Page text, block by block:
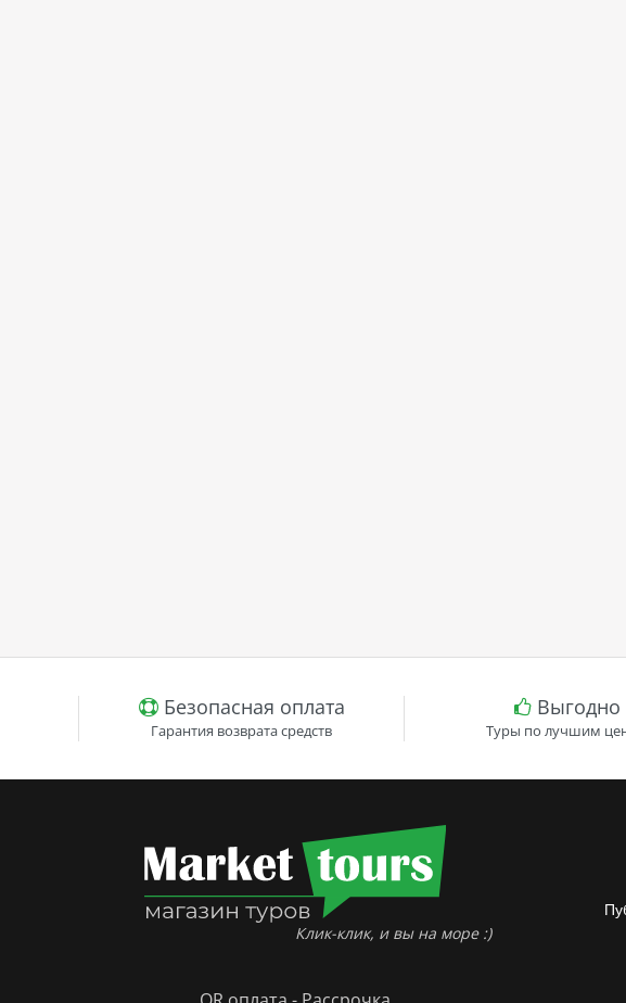
Безопасная оплата
Гарантия возврата средств
Выгодно
Туры по лучшим
Клик-клик, и вы на море :)